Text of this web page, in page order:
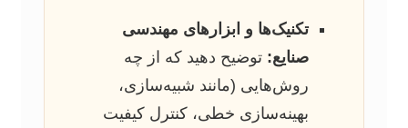
تکنیک‌ها و ابزارهای مهندسی
صنایع: توضیح دهید که از چه
روش‌هایی (مانند شبیه‌سازی،
بهینه‌سازی خطی، کنترل کیفیت